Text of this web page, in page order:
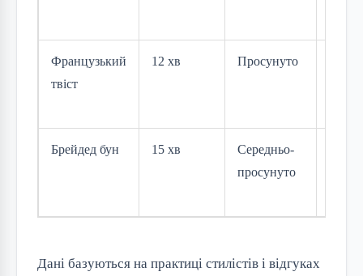
Французький
твіст
12 хв Просунуто
Брейдед бун 15 хв
Середньо-
просунуто
Дані базуються на практиці стилістів і відгуках